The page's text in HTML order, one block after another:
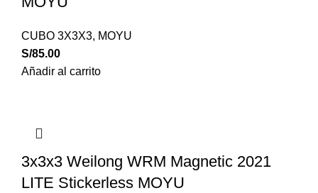
CUBO 3X3X3, MOYU
S/85.00
Añadir al carrito
3x3x3 Weilong WRM Magnetic 2021
LITE Stickerless MOYU